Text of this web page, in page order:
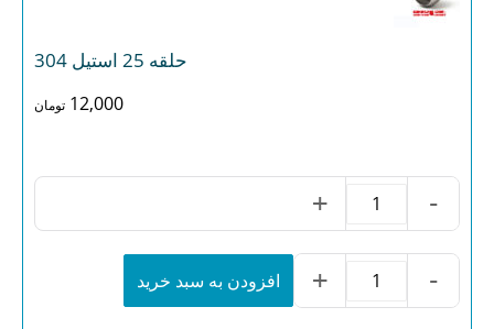
حلقه 25 استیل 304
12,000 تومان
حلقه
25
استیل
عدد
-
+
حلقه
25
-
+ افزودن به سبد خرید